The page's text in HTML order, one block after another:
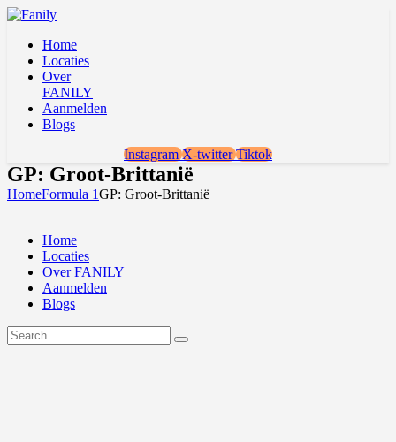
Home
Locaties
Over
FANILY
Aanmelden
Blogs
Instagram X-twitter Tiktok
GP: Groot-Brittanië
HomeFormula 1GP: Groot-Brittanië
Home
Locaties
Over FANILY
Aanmelden
Blogs